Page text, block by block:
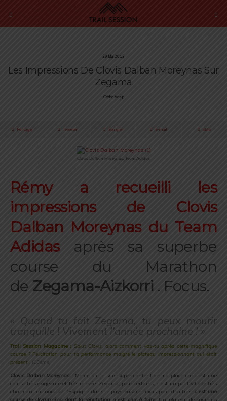
29 Mai 2013
Les Impressions De Clovis Dalban Moreynas Sur
Zegama
Cédric Masip
Partager Tweeter Épingler E-mail SMS
Clovis Dalban Moreynas, Team Adidas
Rémy a recueilli les
impressions de Clovis
Dalban Moreynas du Team
Adidasaprès sa superbe
course du Marathon
de Zegama-Aizkorri . Focus.
« Quand tu fait Zegama, tu peux mourir
tranquille ! Vivement l’année prochaine ! »
Trail Session Magazine : Salut Clovis, alors comment vas-tu après cette magnifique
course ? Félicitation pour ta performance malgré le plateau impressionnant qui était
présent ! (18éme)
Clovis Dalban Moreynas : Merci, oui je suis super content de ma place car c’est une
course très exigeante et très relevée. Zegama, pour certains, c’est un petit village très
charmant au nord de l’Espagne dans le pays basque, mais pour d’autres,c’est une